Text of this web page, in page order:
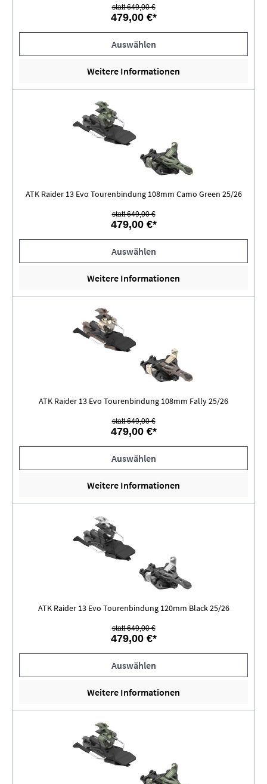
statt 649,00 €
479,00 €*
Auswählen
Weitere Informationen
ATK Raider 13 Evo Tourenbindung 108mm Camo Green 25/26
statt 649,00 €
479,00 €*
Auswählen
Weitere Informationen
ATK Raider 13 Evo Tourenbindung 108mm Fally 25/26
statt 649,00 €
479,00 €*
Auswählen
Weitere Informationen
ATK Raider 13 Evo Tourenbindung 120mm Black 25/26
statt 649,00 €
479,00 €*
Auswählen
Weitere Informationen